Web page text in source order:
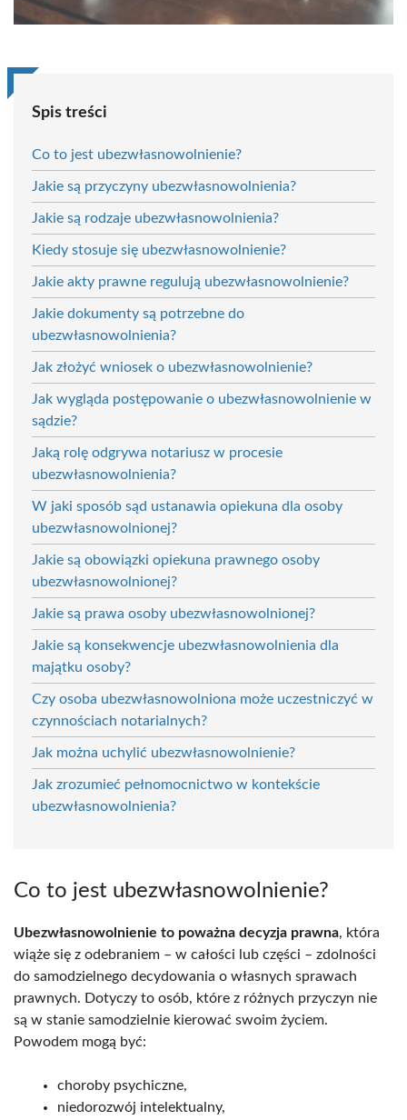
Spis treści
Co to jest ubezwłasnowolnienie?
Jakie są przyczyny ubezwłasnowolnienia?
Jakie są rodzaje ubezwłasnowolnienia?
Kiedy stosuje się ubezwłasnowolnienie?
Jakie akty prawne regulują ubezwłasnowolnienie?
Jakie dokumenty są potrzebne do
ubezwłasnowolnienia?
Jak złożyć wniosek o ubezwłasnowolnienie?
Jak wygląda postępowanie o ubezwłasnowolnienie w
sądzie?
Jaką rolę odgrywa notariusz w procesie
ubezwłasnowolnienia?
W jaki sposób sąd ustanawia opiekuna dla osoby
ubezwłasnowolnionej?
Jakie są obowiązki opiekuna prawnego osoby
ubezwłasnowolnionej?
Jakie są prawa osoby ubezwłasnowolnionej?
Jakie są konsekwencje ubezwłasnowolnienia dla
majątku osoby?
Czy osoba ubezwłasnowolniona może uczestniczyć w
czynnościach notarialnych?
Jak można uchylić ubezwłasnowolnienie?
Jak zrozumieć pełnomocnictwo w kontekście
ubezwłasnowolnienia?
Co to jest ubezwłasnowolnienie?
Ubezwłasnowolnienie to poważna decyzja prawna, która
wiąże się z odebraniem – w całości lub części – zdolności
do samodzielnego decydowania o własnych sprawach
prawnych. Dotyczy to osób, które z różnych przyczyn nie
są w stanie samodzielnie kierować swoim życiem.
Powodem mogą być:
choroby psychiczne,
niedorozwój intelektualny,